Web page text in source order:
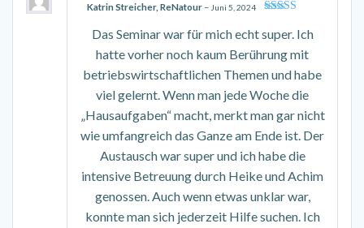
5von 5
Katrin Streicher, ReNatour – Juni 5, 2024
Das Seminar war für mich echt super. Ich
hatte vorher noch kaum Berührung mit
betriebswirtschaftlichen Themen und habe
viel gelernt. Wenn man jede Woche die
„Hausaufgaben“ macht, merkt man gar nicht
wie umfangreich das Ganze am Ende ist. Der
Austausch war super und ich habe die
intensive Betreuung durch Heike und Achim
genossen. Auch wenn etwas unklar war,
konnte man sich jederzeit Hilfe suchen. Ich